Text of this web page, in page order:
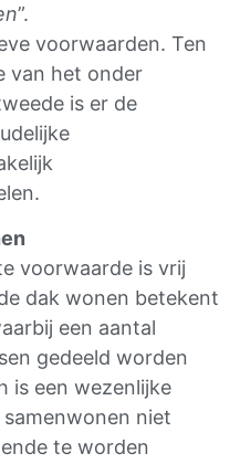
”.
voorwaarden. Ten
van het onder
is er de
voorwaarde is vrij
dak wonen betekent
een aantal
gedeeld worden
is een wezenlijke
niet
te worden